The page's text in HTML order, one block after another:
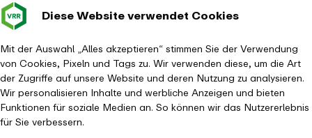
Diese Website verwendet Cookies
Mit der Auswahl „Alles akzeptieren“ stimmen Sie der Verwendung
von Cookies, Pixeln und Tags zu. Wir verwenden diese, um die Art
der Zugriffe auf unsere Website und deren Nutzung zu analysieren.
Wir personalisieren Inhalte und werbliche Anzeigen und bieten
Funktionen für soziale Medien an. So können wir das Nutzererlebnis
für Sie verbessern.
Verkehrsverbund Baustellen im
Leichte
Startseite Aktuelles Newsroom 2. VRR-Niederrheinkonferenz